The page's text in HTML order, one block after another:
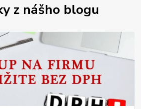
z nášho blogu